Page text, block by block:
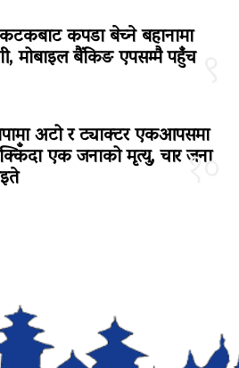
कपडा बेच्ने बहानामा
मोबाइल बैंकिङ एपसम्मै पहुँच
१०
अटो र ट्याक्टर एकआपसमा
एक जनाको मृत्यु, चार जना